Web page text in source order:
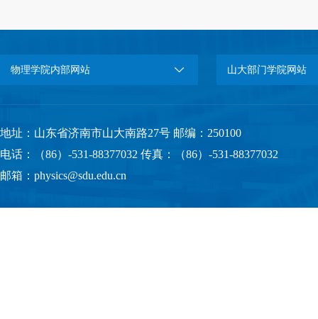
物理学院内部网站 山大部门学院网站
地址：山东省济南市山大南路27号 邮编：250100
电话：（86）-531-88377032 传真：（86）-531-88377032
邮箱：physics@sdu.edu.cn